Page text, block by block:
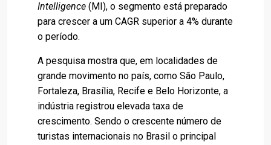
Intelligence (MI), o segmento está preparado
para crescer a um CAGR superior a 4% durante
o período.
A pesquisa mostra que, em localidades de
grande movimento no país, como São Paulo,
Fortaleza, Brasília, Recife e Belo Horizonte, a
indústria registrou elevada taxa de
crescimento. Sendo o crescente número de
turistas internacionais no Brasil o principal